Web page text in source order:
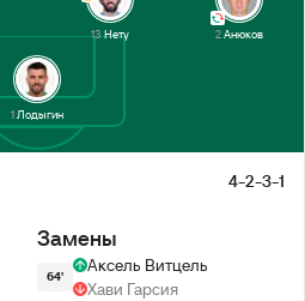
1Лодыгин
13Нету 2Анюков
4-2-3-1
Замены
64'
Аксель Витцель
Хави Гарсия